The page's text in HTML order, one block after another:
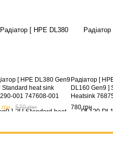
[ HPE DL380 Gen9
Standard heat sink
001 747608-001
570 грн
Радіатор [
DL160 Gen9 ]
Heatsink
779104-001
780 грн